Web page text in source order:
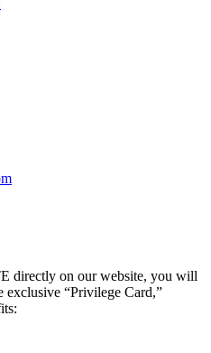
directly on our website, you will
exclusive “Privilege Card,”